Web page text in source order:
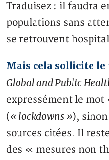
Traduisez : il faudra
populations sans
se retrouvent
Mais cela sollicite le
Global and Public
expressément le
(« lockdowns »),
sources citées. Il
des « mesures non